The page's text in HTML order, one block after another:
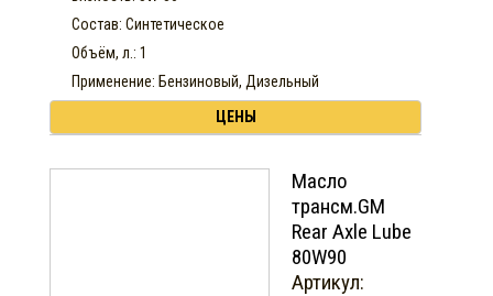
Состав: Синтетическое
Объём, л.: 1
Применение: Бензиновый, Дизельный
ЦЕНЫ
Масло
трансм.GM
Rear Axle Lube
80W90
Артикул: